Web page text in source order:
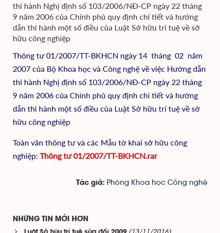
thi hành Nghị định số 103/2006/NĐ-CP ngày 22 tháng
9 năm 2006 của Chính phủ quy định chi tiết và hướng
dẫn thi hành một số điều của Luật Sở hữu trí tuệ về sở
hữu công nghiệp
Thông tư 01/2007/TT-BKHCN ngày 14 tháng 02 năm
2007 của Bộ Khoa học và Công nghệ về việc Hướng dẫn
thi hành Nghị định số 103/2006/NĐ-CP ngày 22 tháng
9 năm 2006 của Chính phủ quy định chi tiết và hướng
dẫn thi hành một số điều của Luật Sở hữu trí tuệ về sở
hữu công nghiệp
Toàn văn thông tư và các Mẫu tờ khai sở hữu công
nghiệp: Thông tư 01/2007/TT-BKHCN.rar
Tác giả: Phòng Khoa học Công nghệ
NHỮNG TIN MỚI HƠN